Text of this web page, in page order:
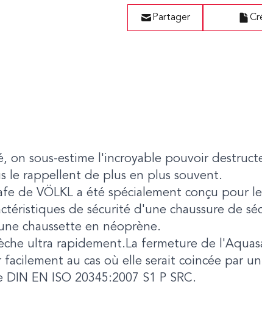
Partager
on sous-estime l'incroyable pouvoir
le rappellent de plus en plus souvent.
de VÖLKL a été spécialement conçu pour
de sécurité d'une chaussure de
chaussette en néoprène.
ultra rapidement.La fermeture de
au cas où elle serait coincée par
EN ISO 20345:2007 S1 P SRC.